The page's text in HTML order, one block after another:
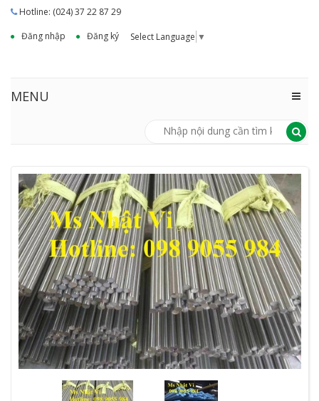
Hotline: (024) 37 22 87 29
Đăng nhập
Đăng ký Select Language ▼
MENU